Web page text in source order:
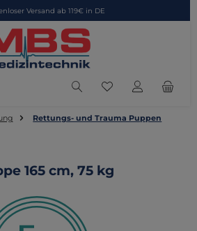
Versand ab 119€ in DE
Du hast 0
Rettungs- und Trauma Puppen
165 cm, 75 kg